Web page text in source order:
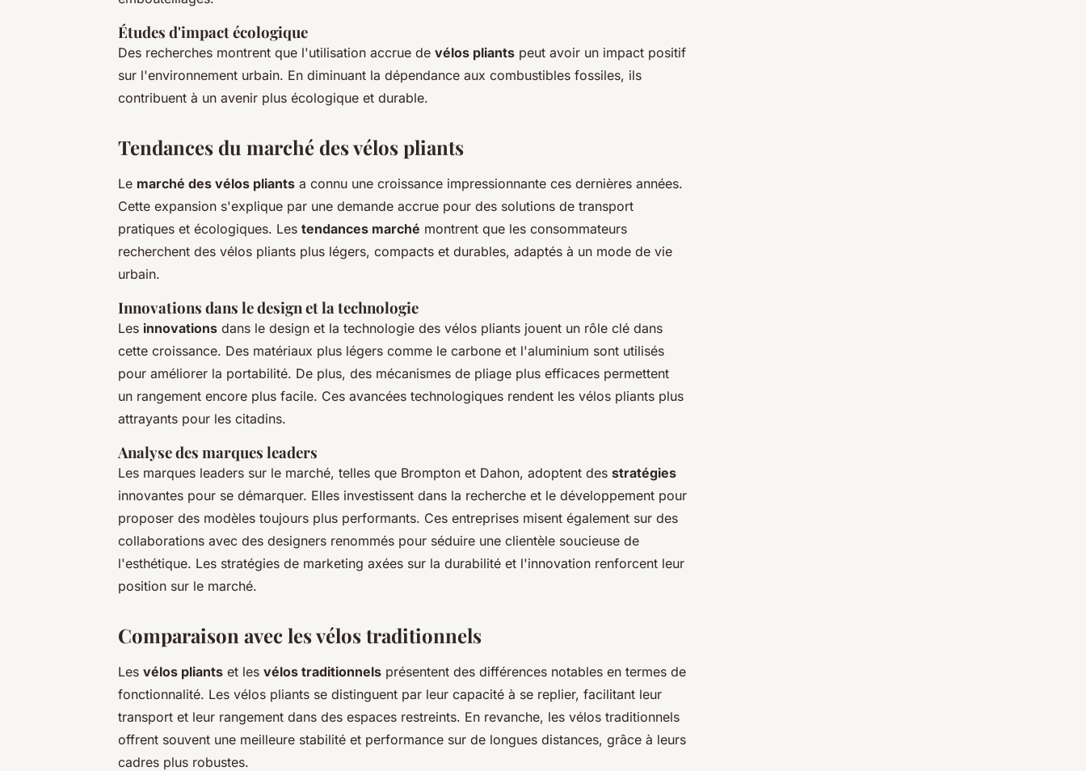
Études d'impact écologique
Des recherches montrent que l'utilisation accrue de vélos pliants peut avoir un impact positif
sur l'environnement urbain. En diminuant la dépendance aux combustibles fossiles, ils
contribuent à un avenir plus écologique et durable.
Tendances du marché des vélos pliants
Le marché des vélos pliants a connu une croissance impressionnante ces dernières années.
Cette expansion s'explique par une demande accrue pour des solutions de transport
pratiques et écologiques. Les tendances marché montrent que les consommateurs
recherchent des vélos pliants plus légers, compacts et durables, adaptés à un mode de vie
urbain.
Innovations dans le design et la technologie
Les innovations dans le design et la technologie des vélos pliants jouent un rôle clé dans
cette croissance. Des matériaux plus légers comme le carbone et l'aluminium sont utilisés
pour améliorer la portabilité. De plus, des mécanismes de pliage plus efficaces permettent
un rangement encore plus facile. Ces avancées technologiques rendent les vélos pliants plus
attrayants pour les citadins.
Analyse des marques leaders
Les marques leaders sur le marché, telles que Brompton et Dahon, adoptent des stratégies
innovantes pour se démarquer. Elles investissent dans la recherche et le développement pour
proposer des modèles toujours plus performants. Ces entreprises misent également sur des
collaborations avec des designers renommés pour séduire une clientèle soucieuse de
l'esthétique. Les stratégies de marketing axées sur la durabilité et l'innovation renforcent leur
position sur le marché.
Comparaison avec les vélos traditionnels
Les vélos pliants et les vélos traditionnels présentent des différences notables en termes de
fonctionnalité. Les vélos pliants se distinguent par leur capacité à se replier, facilitant leur
transport et leur rangement dans des espaces restreints. En revanche, les vélos traditionnels
offrent souvent une meilleure stabilité et performance sur de longues distances, grâce à leurs
cadres plus robustes.